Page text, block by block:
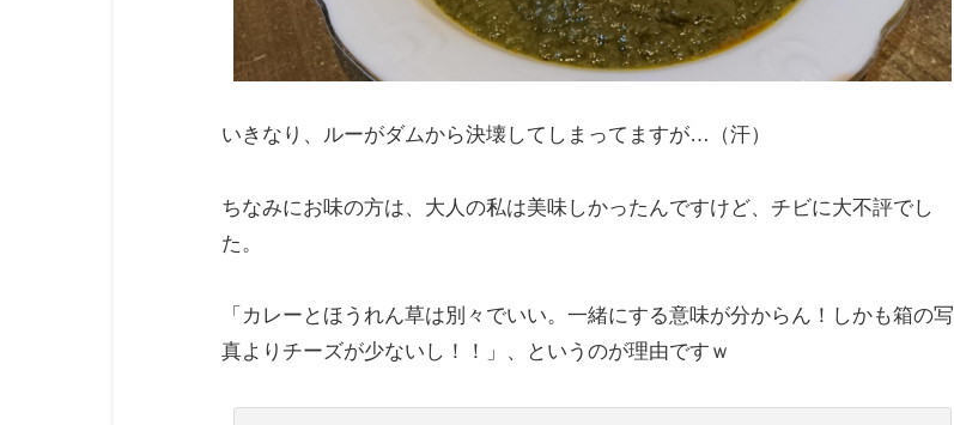
いきなり、ルーがダムから決壊してしまってますが…（汗）
ちなみにお味の方は、大人の私は美味しかったんですけど、チビに大不評でし
た。
「カレーとほうれん草は別々でいい。一緒にする意味が分からん！しかも箱の写
真よりチーズが少ないし！！」、というのが理由ですｗ